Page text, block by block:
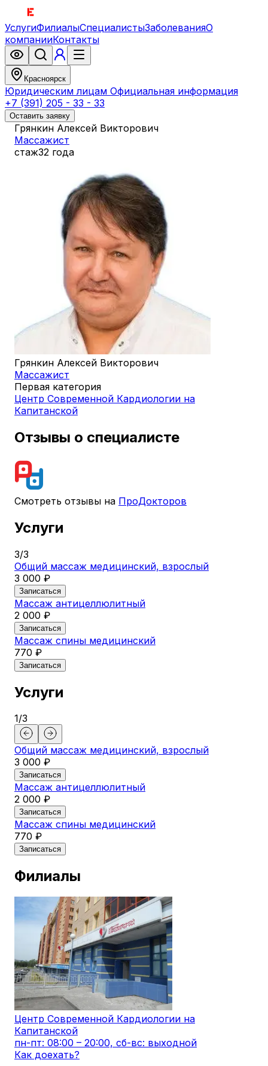
УслугиФилиалыСпециалистыЗаболеванияО
компанииКонтакты
Красноярск
Юридическим лицам Официальная информация
+7 (391) 205 - 33 - 33
Оставить заявку
Грянкин Алексей Викторович
Массажист
стаж32 года
Грянкин Алексей Викторович
Массажист
Первая категория
Центр Современной Кардиологии на
Капитанской
Отзывы о специалисте
Смотреть отзывы на ПроДокторов
Услуги
3/3
Общий массаж медицинский, взрослый
3 000 ₽
Записаться
Массаж антицеллюлитный
2 000 ₽
Записаться
Массаж спины медицинский
770 ₽
Записаться
Услуги
1/3
Общий массаж медицинский, взрослый
3 000 ₽
Записаться
Массаж антицеллюлитный
2 000 ₽
Записаться
Массаж спины медицинский
770 ₽
Записаться
Филиалы
Центр Современной Кардиологии на
Капитанской
пн-пт: 08:00 – 20:00, сб-вс: выходной
Как доехать?